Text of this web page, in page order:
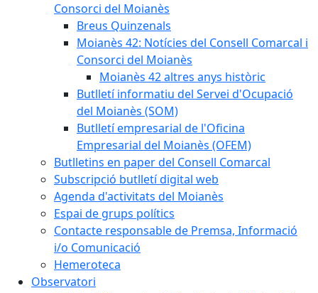
Consorci del Moianès
Breus Quinzenals
Moianès 42: Notícies del Consell Comarcal i
Consorci del Moianès
Moianès 42 altres anys històric
Butlletí informatiu del Servei d'Ocupació
del Moianès (SOM)
Butlletí empresarial de l'Oficina
Empresarial del Moianès (OFEM)
Butlletins en paper del Consell Comarcal
Subscripció butlletí digital web
Agenda d'activitats del Moianès
Espai de grups polítics
Contacte responsable de Premsa, Informació
i/o Comunicació
Hemeroteca
Observatori